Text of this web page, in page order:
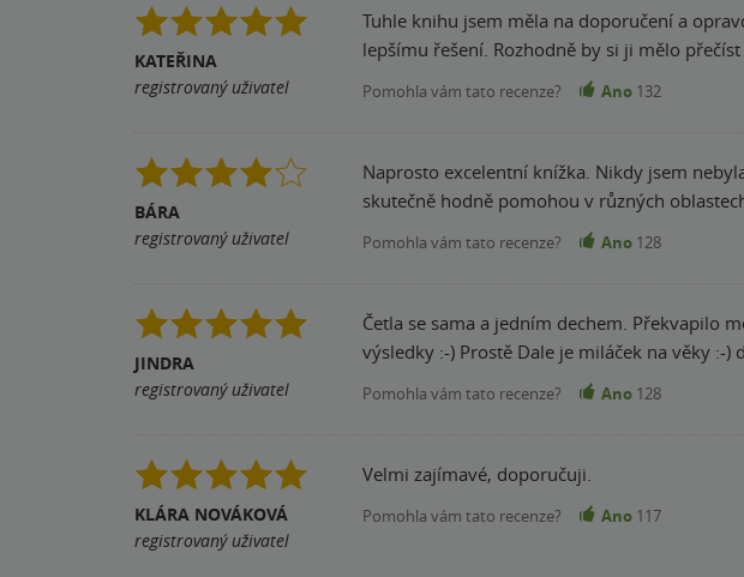
KATEŘINA
registrovaný uživatel
Tuhle knihu jsem měla na doporučení a
lepšímu řešení. Rozhodně by si ji mělo
Pomohla vám tato recenze? Ano 132
BÁRA
registrovaný uživatel
Naprosto excelentní knížka. Nikdy jsem
skutečně hodně pomohou v různých
Pomohla vám tato recenze? Ano 128
JINDRA
registrovaný uživatel
Četla se sama a jedním dechem. Překvapilo
výsledky :-) Prostě Dale je miláček na
Pomohla vám tato recenze? Ano 128
KLÁRA NOVÁKOVÁ
registrovaný uživatel
Velmi zajímavé, doporučuji.
Pomohla vám tato recenze? Ano 117